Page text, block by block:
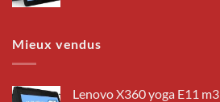
Mieux vendus
Lenovo X360 yoga E11 m3